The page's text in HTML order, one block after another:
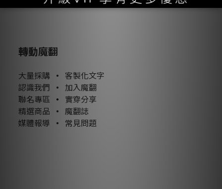
轉動魔翻
大量採購 •
客製化文字
認識我們 •
加入魔翻
聯名專區 •
實穿分享
精選商品 • 魔翻誌
媒體報導
• 常見問題